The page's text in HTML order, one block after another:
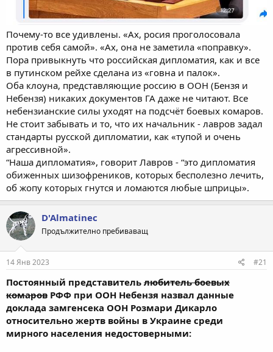
Почему-то все удивлены. «Ах, росия проголосовала
против себя самой». «Ах, она не заметила «поправку».
Пора привыкнуть что российская дипломатия, как и все
в путинском рейхе сделана из «говна и палок».
Оба клоуна, представляющие россию в ООН (Бензя и
Небензя) никаких документов ГА даже не читают. Все
небензианские силы уходят на подсчёт боевых комаров.
Не стоит забывать и то, что их начальник - лавров задал
стандарты русской дипломатии, как «тупой и очень
агрессивной».
“Наша дипломатия», говорит Лавров - “это дипломатия
обиженных шизофреников, которых бесполезно лечить,
об жопу которых гнутся и ломаются любые шприцы».
D'Almatinec
Продължително пребиваващ
14 Янв 2023 #21
Постоянный представитель любитель боевых
комаров РФФ при ООН Небензя назвал данные
доклада замгенсека ООН Розмари Дикарло
относительно жертв войны в Украине среди
мирного населения недостоверными: